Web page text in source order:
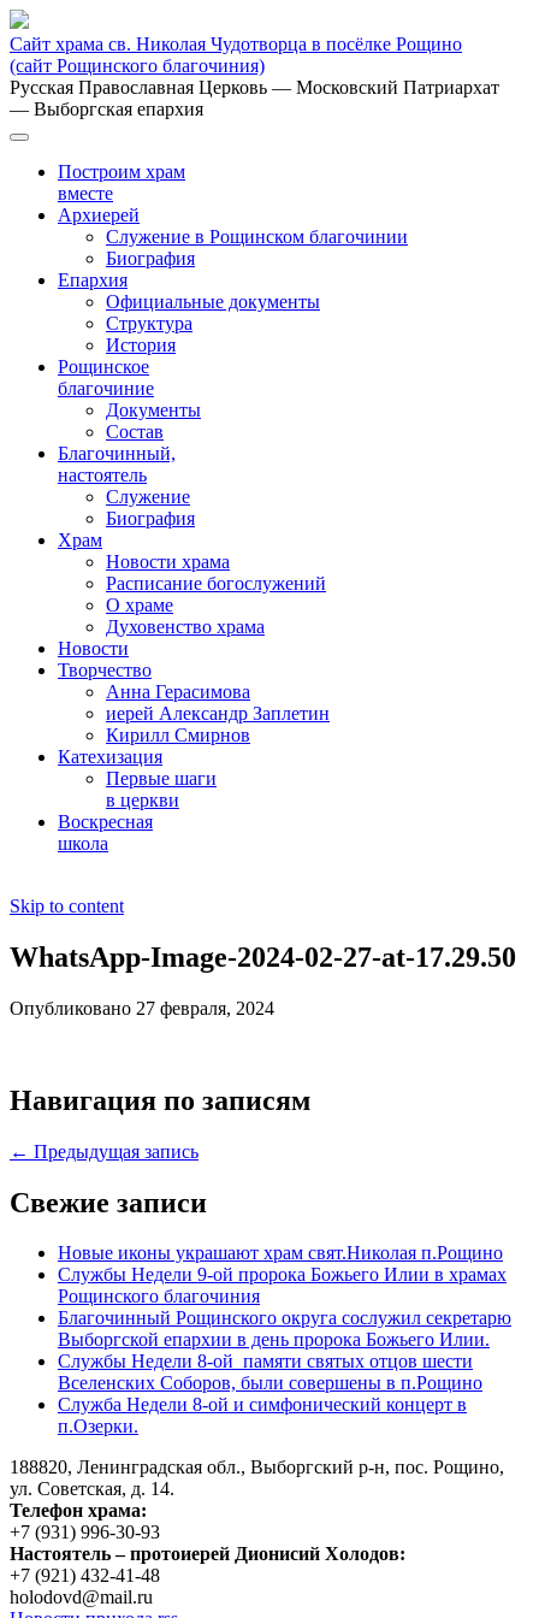
Сайт храма св. Николая Чудотворца в посёлке Рощино
(сайт Рощинского благочиния)
Русская Православная Церковь — Московский Патриархат
— Выборгская епархия
Построим храм
вместе
Архиерей
Служение в Рощинском благочинии
Биография
Епархия
Официальные документы
Структура
История
Рощинское
благочиние
Документы
Состав
Благочинный,
настоятель
Служение
Биография
Храм
Новости храма
Расписание богослужений
О храме
Духовенство храма
Новости
Творчество
Анна Герасимова
иерей Александр Заплетин
Кирилл Смирнов
Катехизация
Первые шаги
в церкви
Воскресная
школа
Skip to content
WhatsApp-Image-2024-02-27-at-17.29.50
Опубликовано 27 февраля, 2024
Навигация по записям
← Предыдущая запись
Свежие записи
Новые иконы украшают храм свят.Николая п.Рощино
Службы Недели 9-ой пророка Божьего Илии в храмах
Рощинского благочиния
Благочинный Рощинского округа сослужил секретарю
Выборгской епархии в день пророка Божьего Илии.
Службы Недели 8-ой памяти святых отцов шести
Вселенских Соборов, были совершены в п.Рощино
Служба Недели 8-ой и симфонический концерт в
п.Озерки.
188820, Ленинградская обл., Выборгский р-н, пос. Рощино,
ул. Советская, д. 14.
Телефон храма:
+7 (931) 996-30-93
Настоятель – протоиерей Дионисий Холодов:
+7 (921) 432-41-48
holodovd@mail.ru